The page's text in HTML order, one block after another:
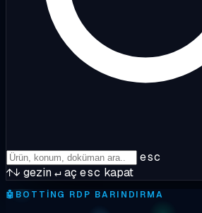
esc
↑↓ gezin↵aç esc kapat
🤖 BOTTING RDP BARINDIRMA